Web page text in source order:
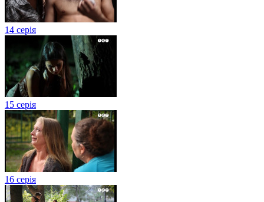
14 серія
15 серія
16 серія